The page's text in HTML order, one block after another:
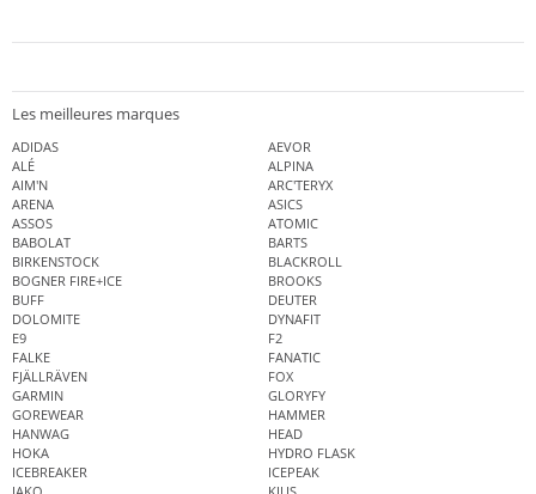
Les meilleures marques
ADIDAS
AEVOR
ALÉ
ALPINA
AIM'N
ARC'TERYX
ARENA
ASICS
ASSOS
ATOMIC
BABOLAT
BARTS
BIRKENSTOCK
BLACKROLL
BOGNER FIRE+ICE
BROOKS
BUFF
DEUTER
DOLOMITE
DYNAFIT
E9
F2
FALKE
FANATIC
FJÄLLRÄVEN
FOX
GARMIN
GLORYFY
GOREWEAR
HAMMER
HANWAG
HEAD
HOKA
HYDRO FLASK
ICEBREAKER
ICEPEAK